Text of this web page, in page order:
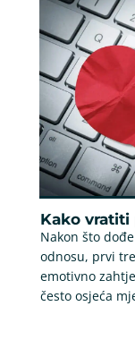
Kako
Nakon što
odnosu, prvi
emotivno
često osjeća